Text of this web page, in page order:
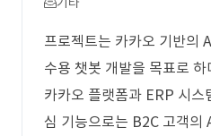
프로젝트는 카카오 기반의
수용 챗봇 개발을 목표로
카카오 플랫폼과 ERP 시스
심 기능으로는 B2C 고객의